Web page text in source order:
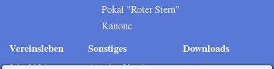
Pokal "Roter Stern"
Kanone
Vereinsleben Sonstiges
Downloads